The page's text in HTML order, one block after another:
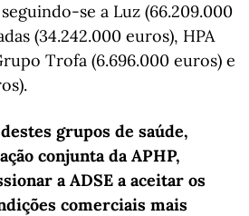
se a Luz (66.209.000
(34.242.000 euros), HPA
Trofa (6.696.000 euros) e
grupos de saúde,
conjunta da APHP,
a ADSE a aceitar os
comerciais mais